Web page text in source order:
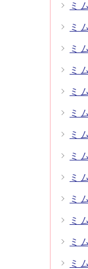
ミ
ミ
ミ
ミ
ミ
ミ
ミ
ミ
ミ
ミ
ミ
ミ
ミ